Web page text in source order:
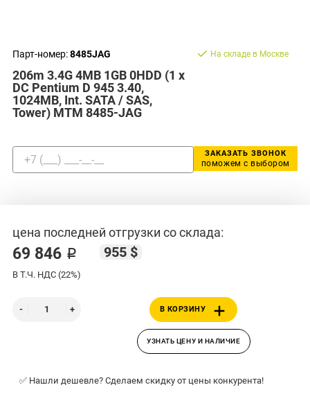
Парт-номер:8485JAG
206m 3.4G 4MB 1GB 0HDD (1 x
DC Pentium D 945 3.40,
1024MB, Int. SATA / SAS,
Tower) MTM 8485-JAG
На складе в Москве
ЗАКАЗАТЬ ЗВОНОК
поможем с выбором
цена последней отгрузки со склада:
69 846 ₽ 955 $
В Т.Ч. НДС (22%)
В КОРЗИНУ
УЗНАТЬ ЦЕНУ И НАЛИЧИЕ
✅ Нашли дешевле? Сделаем скидку от цены конкурента!